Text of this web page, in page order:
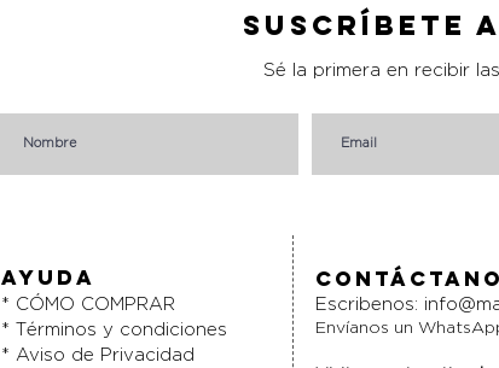
Suscríbete
Sé la primera en recibir
AYUDA
* CÓMO COMPRAR
* Términos y condiciones
* Aviso de Privacidad
Escribenos:
Envíanos un